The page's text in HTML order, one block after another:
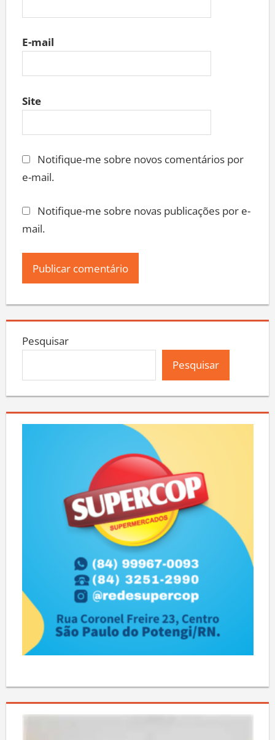
E-mail
Site
Notifique-me sobre novos comentários por
e-mail.
Notifique-me sobre novas publicações por e-
mail.
Pesquisar
Pesquisar